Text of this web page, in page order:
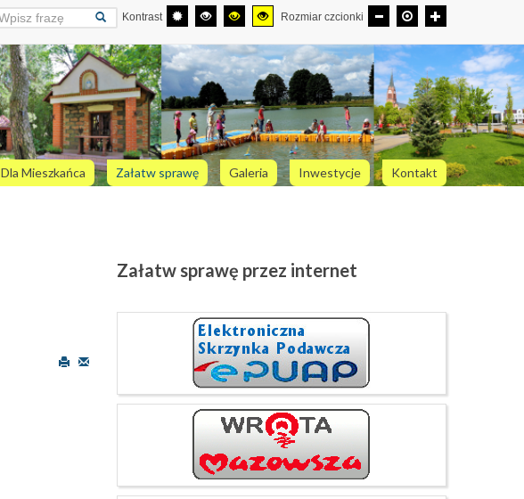
Kontrast Rozmiar czcionki
Dla Mieszkańca Załatw sprawę Galeria Inwestycje Kontakt
Załatw sprawę przez internet